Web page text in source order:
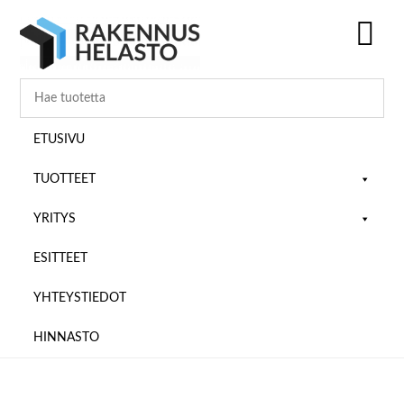
pääsisältöön
ensisijaiseen
alatunnisteeseen
ETUSIVU
TUOTTEET
YRITYS
ESITTEET
YHTEYSTIEDOT
HINNASTO